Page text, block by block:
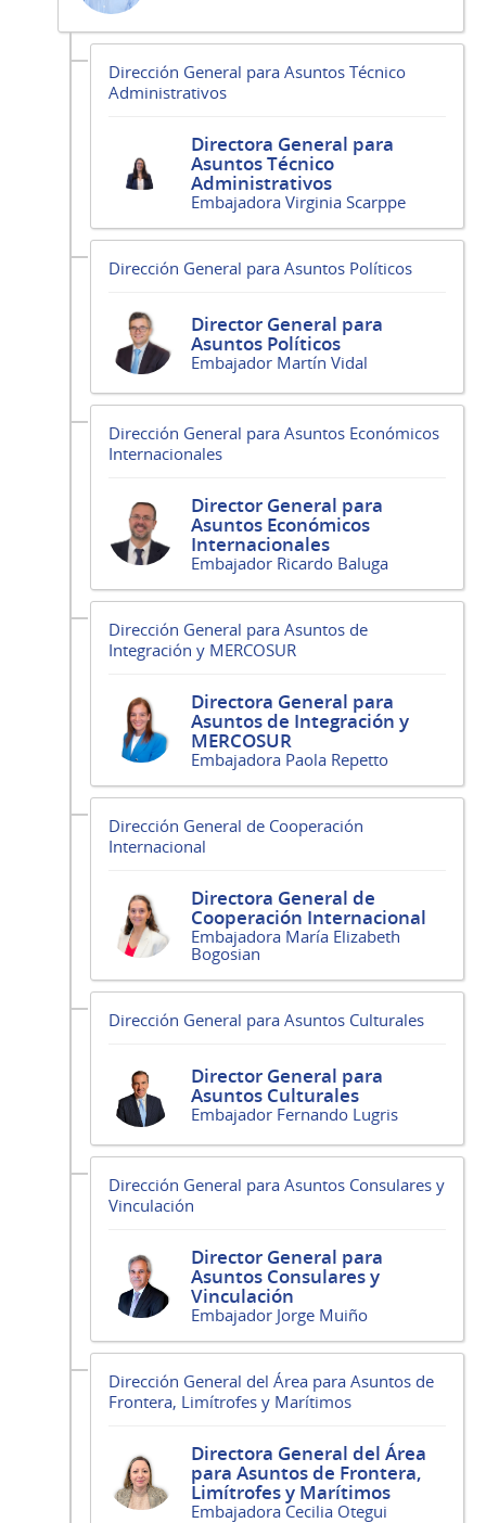
Dirección General para Asuntos Técnico
Administrativos
Directora General para
Asuntos Técnico
Administrativos
Embajadora Virginia Scarppe
Dirección General para Asuntos Políticos
Director General para
Asuntos Políticos
Embajador Martín Vidal
Dirección General para Asuntos Económicos
Internacionales
Director General para
Asuntos Económicos
Internacionales
Embajador Ricardo Baluga
Dirección General para Asuntos de
Integración y MERCOSUR
Directora General para
Asuntos de Integración y
MERCOSUR
Embajadora Paola Repetto
Dirección General de Cooperación
Internacional
Directora General de
Cooperación Internacional
Embajadora María Elizabeth
Bogosian
Dirección General para Asuntos Culturales
Director General para
Asuntos Culturales
Embajador Fernando Lugris
Dirección General para Asuntos Consulares y
Vinculación
Director General para
Asuntos Consulares y
Vinculación
Embajador Jorge Muiño
Dirección General del Área para Asuntos de
Frontera, Limítrofes y Marítimos
Directora General del Área
para Asuntos de Frontera,
Limítrofes y Marítimos
Embajadora Cecilia Otegui